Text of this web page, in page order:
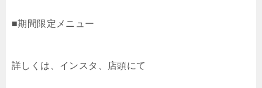
■期間限定メニュー
詳しくは、インスタ、店頭にて